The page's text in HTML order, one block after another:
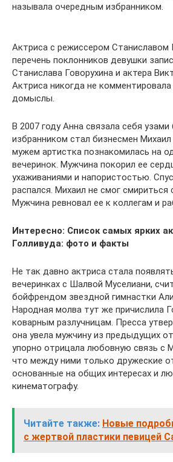
называла очередным избранником.
Актриса с режиссером Станиславом
перечень поклонников девушки
Станислава Говорухина и актера
Актриса никогда не
домыслы.
В 2007 году Анна связала себя узами
избранником стал бизнесмен
мужем артистка познакомилась на
вечеринок. Мужчина покорил ее
ухаживаниями и напористостью.
распался. Михаил не смог смириться
Мужчина ревновал ее к коллегам и
Интересно: Список самых ярких
Голливуда: фото и факты
Не так давно актриса стала
вечеринках с Шалвой Муселиани,
бойфрендом звездной гимнастки
Народная молва тут же причислила
коварным разлучницам. Пресса
она увела мужчину из предыдущих
упорно отрицала любовную связь с
что между ними только дружеские
основанные на общих интересах и
кинематографу.
Читайте также: Новые
с жертвой пластики певицей